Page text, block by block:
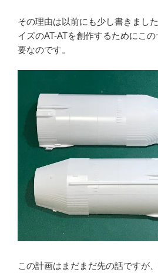
その理由は以前にも少し書きまし
イズのAT-ATを創作するためにこ
要なのです。
この計画はまだまだ先の話ですが